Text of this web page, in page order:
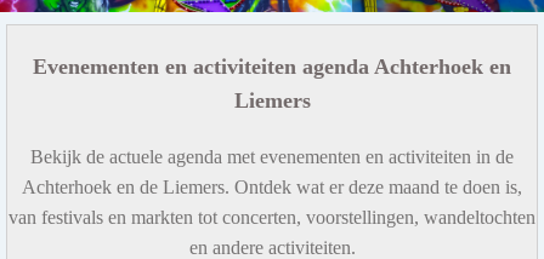
Evenementen en activiteiten agenda Achterhoek en
Liemers
Bekijk de actuele agenda met evenementen en activiteiten in de
Achterhoek en de Liemers. Ontdek wat er deze maand te doen is,
van festivals en markten tot concerten, voorstellingen, wandeltochten
en andere activiteiten.